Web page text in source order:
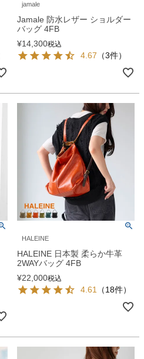
jamale
Jamale 防水レザー ショルダー
バッグ 4FB
¥14,300税込
4.67 （3件）
HALEINE
HALEINE 日本製 柔らか牛革
2WAYバッグ 4FB
¥22,000税込
4.61 （18件）